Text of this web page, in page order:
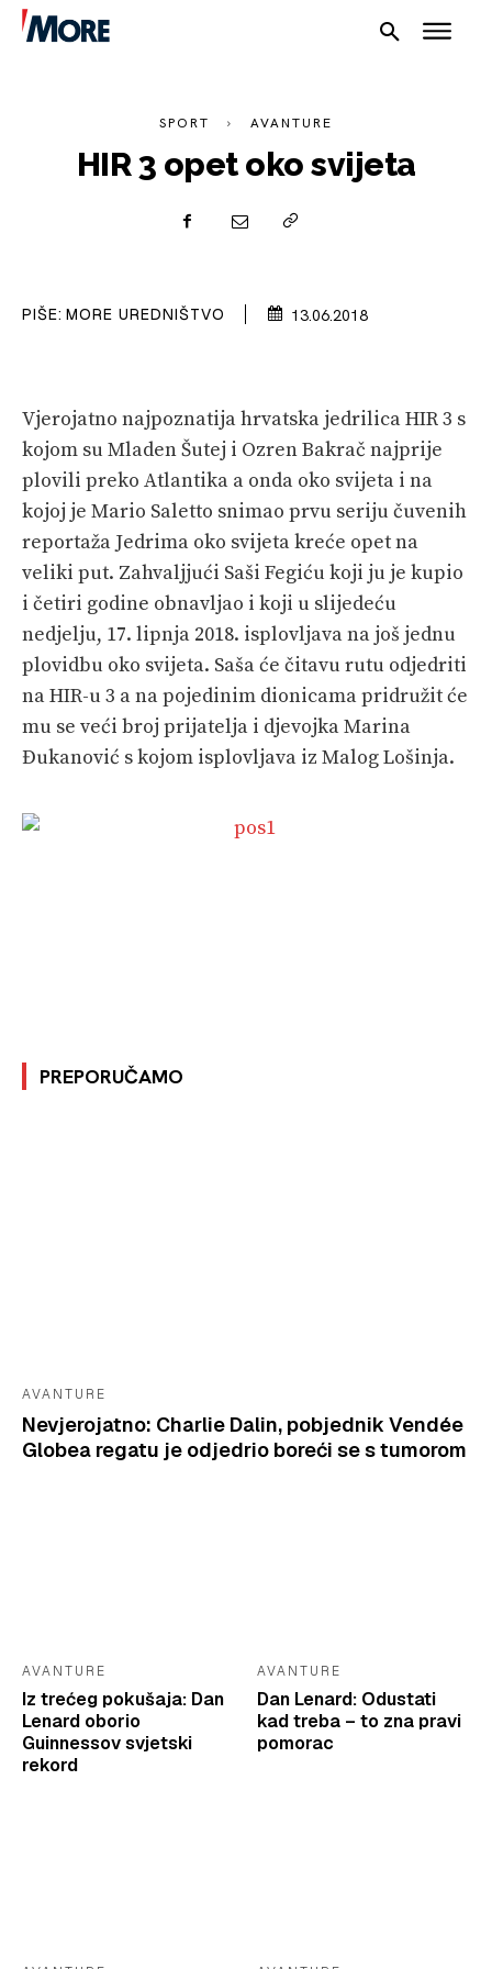
VELIKE PRIČE
PRETPLATA
SHOP
SPORT AVANTURE
HIR 3 opet oko svijeta
PIŠE: MORE UREDNIŠTVO 13.06.2018
Vjerojatno najpoznatija hrvatska jedrilica HIR 3 s
kojom su Mladen Šutej i Ozren Bakrač najprije
plovili preko Atlantika a onda oko svijeta i na
kojoj je Mario Saletto snimao prvu seriju čuvenih
reportaža Jedrima oko svijeta kreće opet na
veliki put. Zahvaljjući Saši Fegiću koji ju je kupio
i četiri godine obnavljao i koji u slijedeću
nedjelju, 17. lipnja 2018. isplovljava na još jednu
plovidbu oko svijeta. Saša će čitavu rutu odjedriti
na HIR-u 3 a na pojedinim dionicama pridružit će
mu se veći broj prijatelja i djevojka Marina
Đukanović s kojom isplovljava iz Malog Lošinja.
PREPORUČAMO
AVANTURE
Nevjerojatno: Charlie Dalin, pobjednik Vendée
Globea regatu je odjedrio boreći se s tumorom
AVANTURE
Iz trećeg pokušaja: Dan
Lenard oborio
Guinnessov svjetski
rekord
AVANTURE
Dan Lenard: Odustati
kad treba – to zna pravi
pomorac